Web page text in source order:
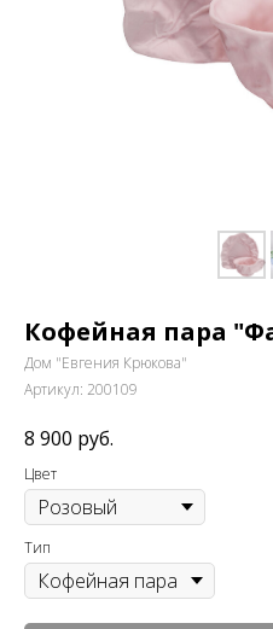
Кофейная пара
Дом "Евгения Крюкова"
Артикул: 200109
8 900 руб.
Цвет
Тип